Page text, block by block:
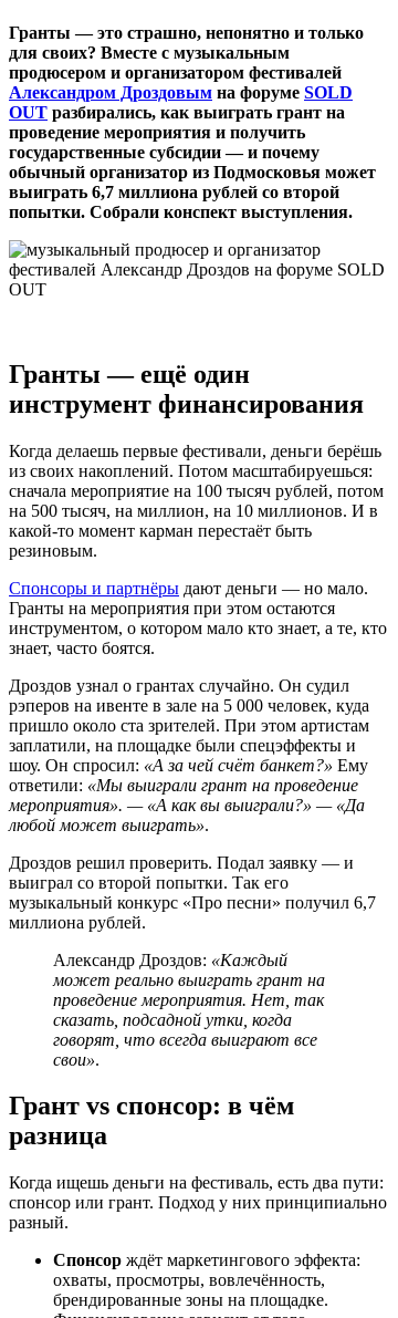
Гранты — это страшно, непонятно и только
для своих? Вместе с музыкальным
продюсером и организатором фестивалей
Александром Дроздовым на форуме SOLD
OUT разбирались, как выиграть грант на
проведение мероприятия и получить
государственные субсидии — и почему
обычный организатор из Подмосковья может
выиграть 6,7 миллиона рублей со второй
попытки. Собрали конспект выступления.
Гранты — ещё один
инструмент финансирования
Когда делаешь первые фестивали, деньги берёшь
из своих накоплений. Потом масштабируешься:
сначала мероприятие на 100 тысяч рублей, потом
на 500 тысяч, на миллион, на 10 миллионов. И в
какой-то момент карман перестаёт быть
резиновым.
Спонсоры и партнёры дают деньги — но мало.
Гранты на мероприятия при этом остаются
инструментом, о котором мало кто знает, а те, кто
знает, часто боятся.
Дроздов узнал о грантах случайно. Он судил
рэперов на ивенте в зале на 5 000 человек, куда
пришло около ста зрителей. При этом артистам
заплатили, на площадке были спецэффекты и
шоу. Он спросил: «А за чей счёт банкет?» Ему
ответили: «Мы выиграли грант на проведение
мероприятия». — «А как вы выиграли?» — «Да
любой может выиграть».
Дроздов решил проверить. Подал заявку — и
выиграл со второй попытки. Так его
музыкальный конкурс «Про песни» получил 6,7
миллиона рублей.
Александр Дроздов: «Каждый
может реально выиграть грант на
проведение мероприятия. Нет, так
сказать, подсадной утки, когда
говорят, что всегда выиграют все
свои».
Грант vs спонсор: в чём
разница
Когда ищешь деньги на фестиваль, есть два пути:
спонсор или грант. Подход у них принципиально
разный.
Спонсор ждёт маркетингового эффекта:
охваты, просмотры, вовлечённость,
брендированные зоны на площадке.